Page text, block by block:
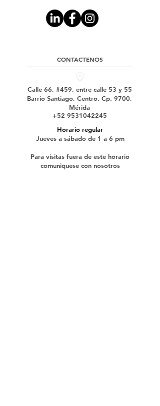
CONTACTENOS
Calle 66, #459, entre calle 53 y 55
Barrio Santiago, Centro, Cp. 9700,
Mérida
+52 9531042245
Horario regular
Jueves a sábado de 1 a 6 pm
Para visitas fuera de este horario
comuniquese con nosotros